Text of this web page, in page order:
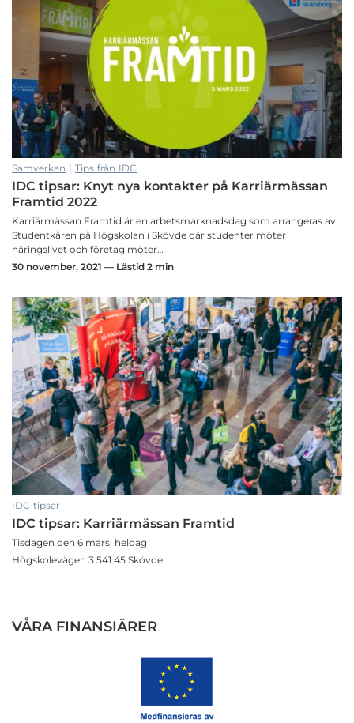
Samverkan | Tips från IDC
IDC tipsar: Knyt nya kontakter på Karriärmässan
Framtid 2022
Karriärmässan Framtid är en arbetsmarknadsdag som arrangeras av
Studentkåren på Högskolan i Skövde där studenter möter
näringslivet och företag möter…
30 november, 2021 — Lästid 2 min
IDC tipsar
IDC tipsar: Karriärmässan Framtid
Tisdagen den 6 mars, heldag
Högskolevägen 3 541 45 Skövde
VÅRA FINANSIÄRER